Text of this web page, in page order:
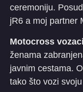
ceremoniju.
jR6 a moj partner
Motocross
ženama
javnim cestama.
tako što vozi